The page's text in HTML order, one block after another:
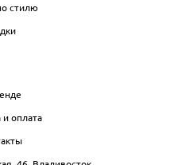
стилю
и оплата